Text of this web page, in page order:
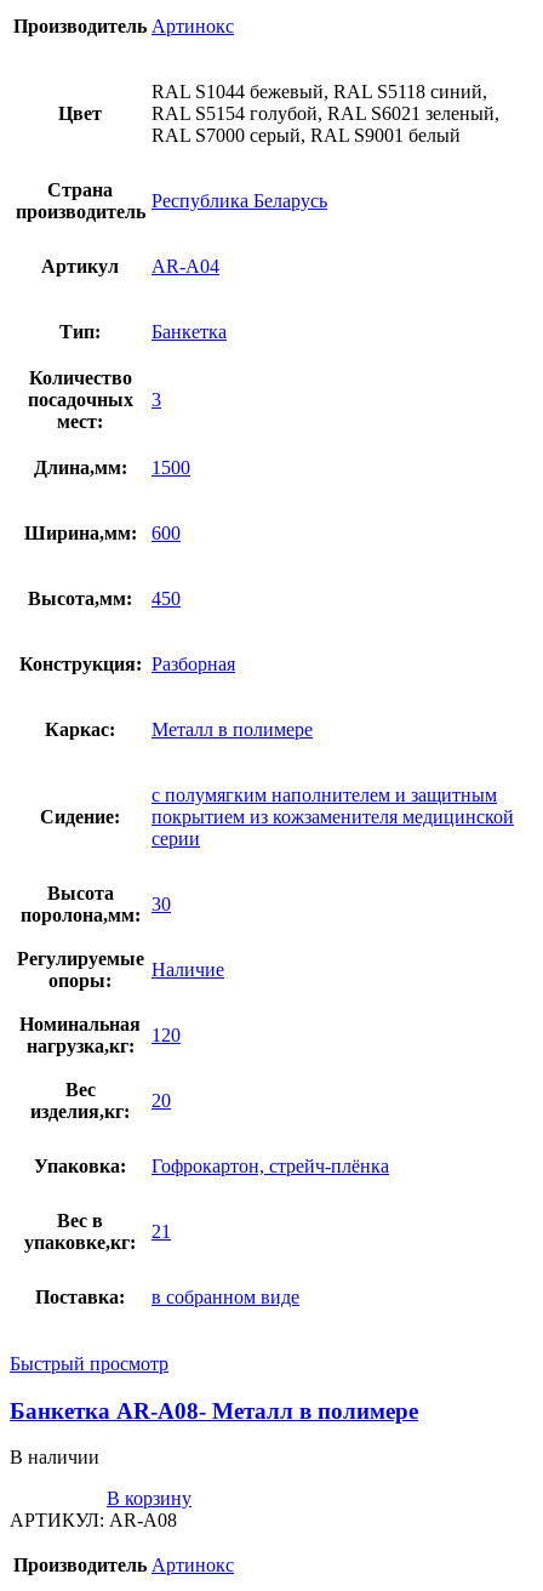
Производитель Артинокс
Цвет
RAL S1044 бежевый, RAL S5118 синий,
RAL S5154 голубой, RAL S6021 зеленый,
RAL S7000 серый, RAL S9001 белый
Страна
производитель
Республика Беларусь
Артикул AR-A04
Тип: Банкетка
Количество
посадочных
мест:
3
Длина,мм: 1500
Ширина,мм: 600
Высота,мм: 450
Конструкция: Разборная
Каркас: Металл в полимере
Сидение:
с полумягким наполнителем и защитным
покрытием из кожзаменителя медицинской
серии
Высота
поролона,мм:
30
Регулируемые
опоры:
Наличие
Номинальная
нагрузка,кг:
120
Вес
изделия,кг:
20
Упаковка: Гофрокартон, стрейч-плёнка
Вес в
упаковке,кг:
21
Поставка: в собранном виде
Быстрый просмотр
Банкетка AR-A08- Металл в полимере
В наличии
В корзину
АРТИКУЛ: AR-A08
Производитель Артинокс